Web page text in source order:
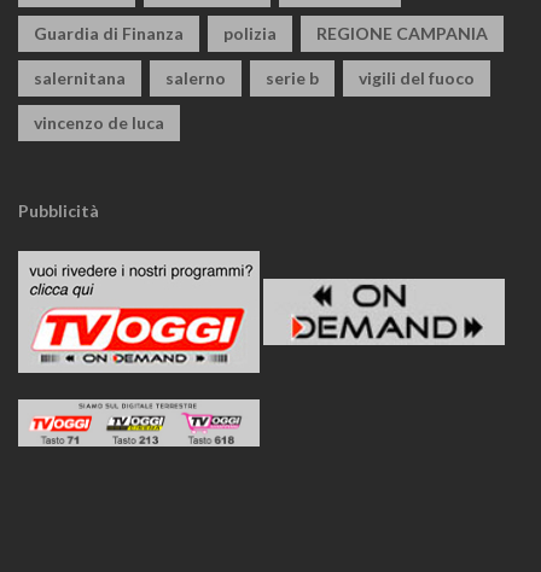
Guardia di Finanza polizia REGIONE CAMPANIA
salernitana salerno serie b vigili del fuoco
vincenzo de luca
Pubblicità